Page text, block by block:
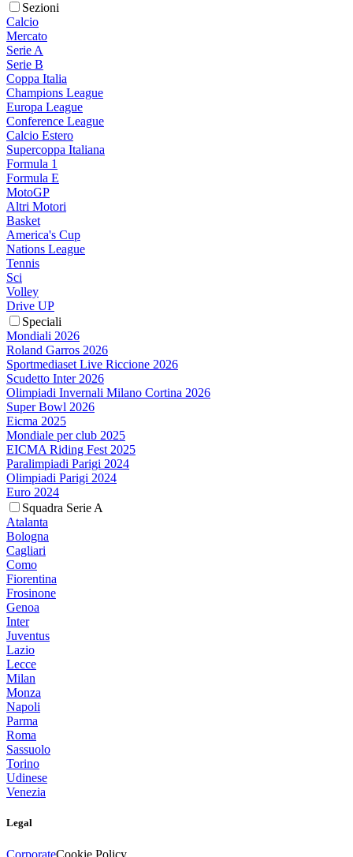
Sezioni
Calcio
Mercato
Serie A
Serie B
Coppa Italia
Champions League
Europa League
Conference League
Calcio Estero
Supercoppa Italiana
Formula 1
Formula E
MotoGP
Altri Motori
Basket
America's Cup
Nations League
Tennis
Sci
Volley
Drive UP
Speciali
Mondiali 2026
Roland Garros 2026
Sportmediaset Live Riccione 2026
Scudetto Inter 2026
Olimpiadi Invernali Milano Cortina 2026
Super Bowl 2026
Eicma 2025
Mondiale per club 2025
EICMA Riding Fest 2025
Paralimpiadi Parigi 2024
Olimpiadi Parigi 2024
Euro 2024
Squadra Serie A
Atalanta
Bologna
Cagliari
Como
Fiorentina
Frosinone
Genoa
Inter
Juventus
Lazio
Lecce
Milan
Monza
Napoli
Parma
Roma
Sassuolo
Torino
Udinese
Venezia
Legal
CorporateCookie Policy